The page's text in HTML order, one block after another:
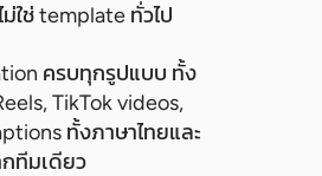
ใช่ template ทั่วไป
ครบทุกรูปแบบ ทั้ง
TikTok videos,
ทั้งภาษาไทยและ
ทีมเดียว